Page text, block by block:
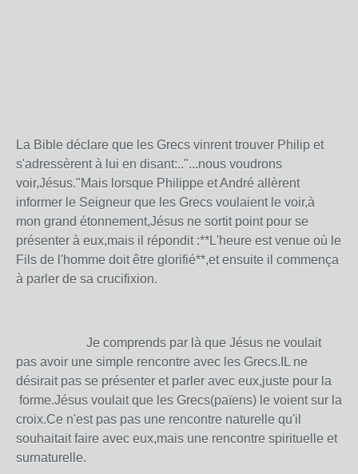
La Bible déclare que les Grecs vinrent trouver Philip et
s'adressèrent à lui en disant:.."...nous voudrons
voir,Jésus."Mais lorsque Philippe et André allèrent
informer le Seigneur que les Grecs voulaient le voir,à
mon grand étonnement,Jésus ne sortit point pour se
présenter à eux,mais il répondit :**L'heure est venue où le
Fils de l'homme doit être glorifié**,et ensuite il commença
à parler de sa crucifixion.
Je comprends par là que Jésus ne voulait
pas avoir une simple rencontre avec les Grecs.IL ne
désirait pas se présenter et parler avec eux,juste pour la
forme.Jésus voulait que les Grecs(païens) le voient sur la
croix.Ce n'est pas pas une rencontre naturelle qu'il
souhaitait faire avec eux,mais une rencontre spirituelle et
surnaturelle.